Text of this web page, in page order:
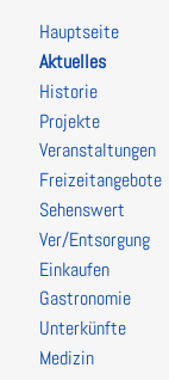
Hauptseite
Aktuelles
Historie
Projekte
Veranstaltungen
Freizeitangebote
Sehenswert
Ver/Entsorgung
Einkaufen
Gastronomie
Unterkünfte
Medizin